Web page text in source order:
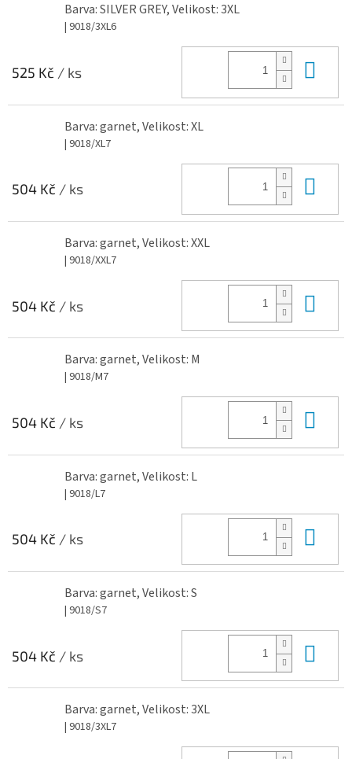
Barva: SILVER GREY, Velikost: 3XL
| 9018/3XL6
525 Kč / ks
Barva: garnet, Velikost: XL
| 9018/XL7
504 Kč / ks
Barva: garnet, Velikost: XXL
| 9018/XXL7
504 Kč / ks
Barva: garnet, Velikost: M
| 9018/M7
504 Kč / ks
Barva: garnet, Velikost: L
| 9018/L7
504 Kč / ks
Barva: garnet, Velikost: S
| 9018/S7
504 Kč / ks
Barva: garnet, Velikost: 3XL
| 9018/3XL7